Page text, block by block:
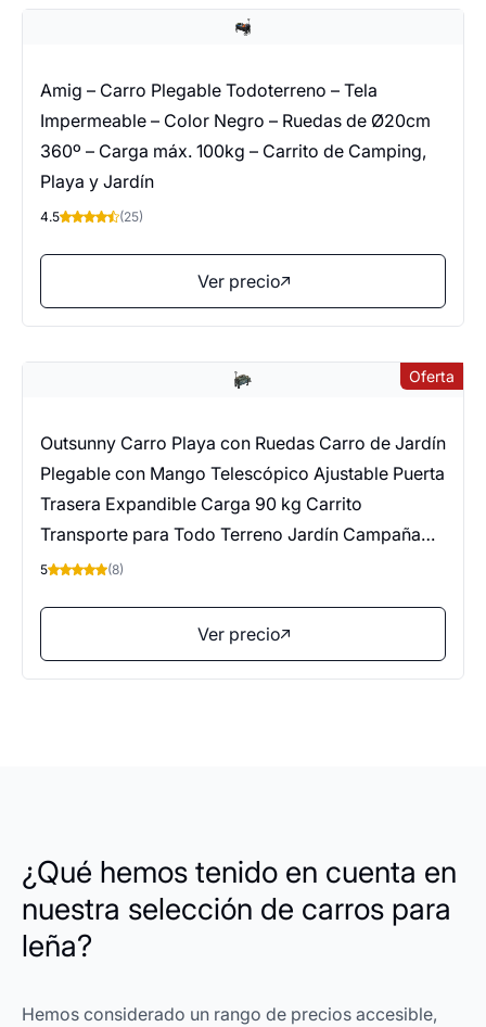
Amig – Carro Plegable Todoterreno – Tela
Impermeable – Color Negro – Ruedas de Ø20cm
360º – Carga máx. 100kg – Carrito de Camping,
Playa y Jardín
4.5 (25)
Ver precio
Oferta
Outsunny Carro Playa con Ruedas Carro de Jardín
Plegable con Mango Telescópico Ajustable Puerta
Trasera Expandible Carga 90 kg Carrito
Transporte para Todo Terreno Jardín Campaña
Compra Verde
5 (8)
Ver precio
¿Qué hemos tenido en cuenta en
nuestra selección de carros para
leña?
Hemos considerado un rango de precios accesible,